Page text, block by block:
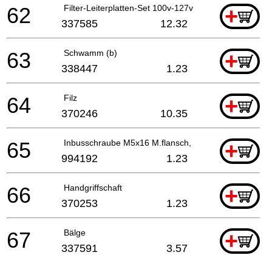
Filter-Leiterplatten-Set 100v-127v +
62 337585 12.32
Schwamm (b) +
63 338447 1.23
Filz +
64 370246 10.35
Inbusschraube M5x16 M.flansch, Cm9uby, G23ss
+
65 994192 1.23
Handgriffschaft +
66 370253 1.23
Bälge +
67 337591 3.57